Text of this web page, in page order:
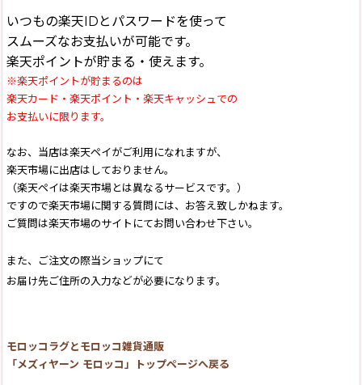
いつもの楽天IDとパスワードを使って
スムーズなお支払いが可能です。
楽天ポイントが貯まる・使えます。
※楽天ポイントが貯まるのは
楽天カード・楽天ポイント・楽天キャッシュでの
お支払いに限ります。
なお、当店は楽天ペイがご利用になれますが、
楽天市場に出店はしておりません。
（楽天ペイは楽天市場とは異なるサービスです。）
ですので楽天市場に関する質問には、お答え致しかねます。
ご質問は楽天市場のサイトにてお問い合わせ下さい。
また、ご注文の際当ショップにて
お届け先ご住所の入力などが必要になります。
モロッコラグとモロッコ雑貨通販
「メズィヤーン モロッコ」トップページへ戻る